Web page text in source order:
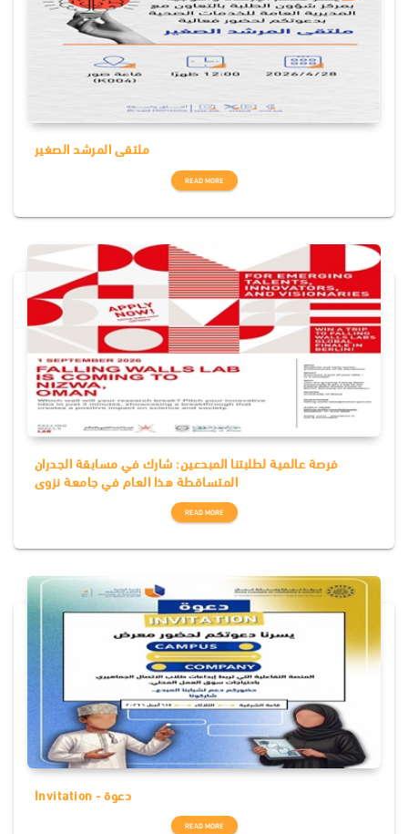
ملتقى المرشد الصغير
READ MORE
فرصة عالمية لطلبتنا المبدعين: شارك في مسابقة الجدران
المتساقطة هذا العام في جامعة نزوى
READ MORE
Invitation - دعوة
READ MORE